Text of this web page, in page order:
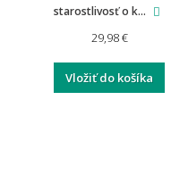
starostlivosť o k...
29,98 €
Vložiť do košíka